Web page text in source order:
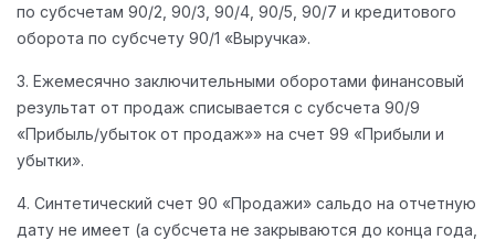
по субсчетам 90/2, 90/3, 90/4, 90/5, 90/7 и кредитового
оборота по субсчету 90/1 «Выручка».
3. Ежемесячно заключительными оборотами финансовый
результат от продаж списывается с субсчета 90/9
«Прибыль/убыток от продаж»» на счет 99 «Прибыли и
убытки».
4. Синтетический счет 90 «Продажи» сальдо на отчетную
дату не имеет (а субсчета не закрываются до конца года,